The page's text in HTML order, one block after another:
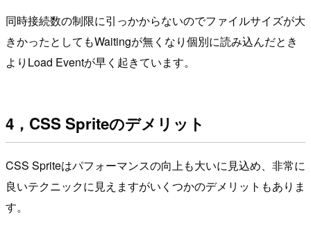
同時接続数の制限に引っかからないのでファイルサイズが大
きかったとしてもWaitingが無くなり個別に読み込んだとき
よりLoad Eventが早く起きています。
4，CSS Spriteのデメリット
CSS Spriteはパフォーマンスの向上も大いに見込め、非常に
良いテクニックに見えますがいくつかのデメリットもありま
す。